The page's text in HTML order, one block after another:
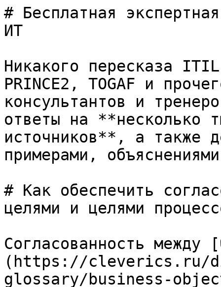
# Бесплатная
ИТ
Никакого пересказа
PRINCE2, TOGAF и
консультантов и
ответы на **несколько
источников**, а также
примерами,
# Как обеспечить
целями и целями
Согласованность между
(https://cleverics.ru/
glossary/business-